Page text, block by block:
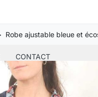
CONTACT
Robe ajustable bleue et